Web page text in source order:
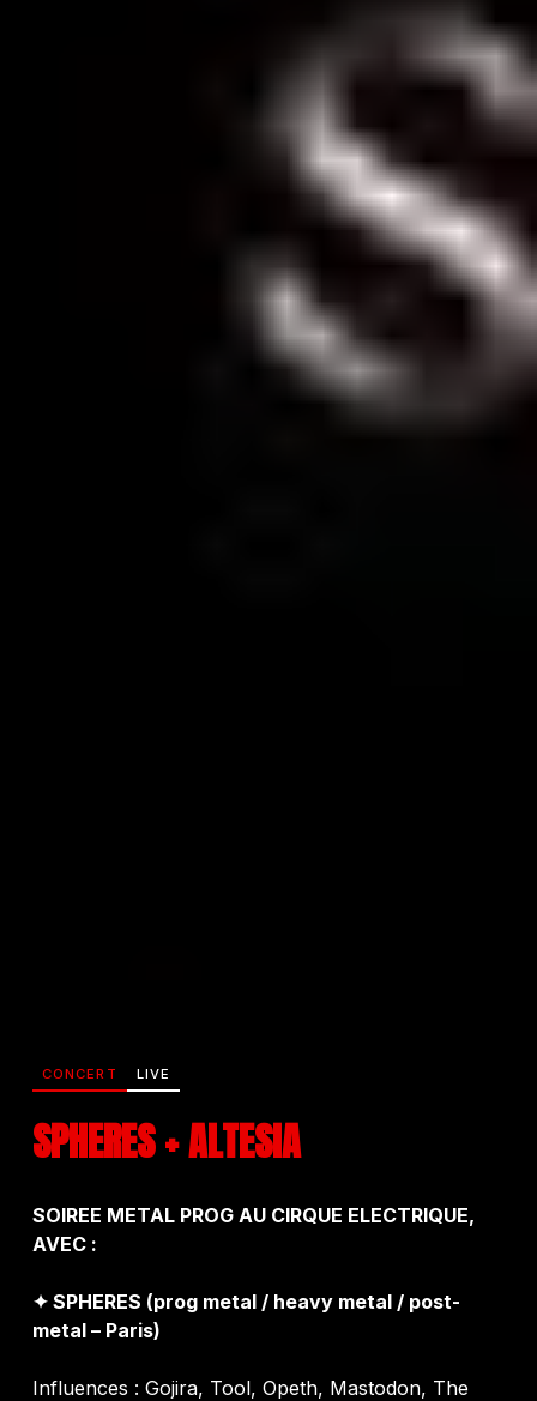
CONCERT LIVE
SPHERES + ALTESIA
SOIREE METAL PROG AU CIRQUE ELECTRIQUE,
AVEC :
✦ SPHERES (prog metal / heavy metal / post-
metal – Paris)
Influences : Gojira, Tool, Opeth, Mastodon, The